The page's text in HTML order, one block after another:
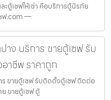
ะตู้เซฟให้เช่า คือบริการตู้นิรภัย
ซฟ.com —
าง บริการ ขายตู้เซฟ รับ
าชีพ ราคาถูก
ร ขายตู้เซฟ รับติดตั้งตู้เซฟ ติดต่อ
ขายตู้เซฟ ตู้